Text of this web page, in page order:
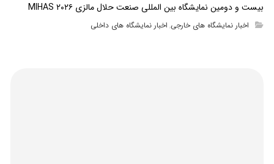
بیست و دومین نمایشگاه بین المللی صنعت حلال مالزی MIHAS ۲۰۲۶
اخبار نمایشگاه های خارجی, اخبار نمایشگاه های داخلی